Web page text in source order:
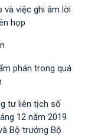
và việc ghi âm lời
họp
phán trong quá
tư liên tịch số
12 năm 2019
Bộ trưởng Bộ